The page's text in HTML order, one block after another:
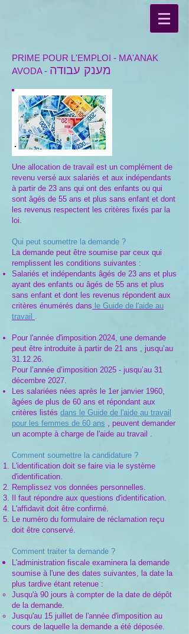
PRIME POUR L'EMPLOI - MA'ANAK
AVODA - מענק עבודה
Une allocation de travail est un complément de
revenu versé aux salariés et aux indépendants
à partir de 23 ans qui ont des enfants ou qui
sont âgés de 55 ans et plus sans enfant et dont
les revenus respectent les critères fixés par la
loi.
Qui peut soumettre la demande ?
La demande peut être soumise par ceux qui
remplissent les conditions suivantes :
Salariés et indépendants âgés de 23 ans et plus
ayant des enfants ou âgés de 55 ans et plus
sans enfant et dont les revenus répondent aux
critères énumérés dans le Guide de l'aide au
travail .
Pour l'année d'imposition 2024, une demande
peut être introduite à partir de 21 ans , jusqu’au
31.12.26.
Pour l’année d’imposition 2025 - jusqu’au 31
décembre 2027.
Les salariées nées après le 1er janvier 1960,
âgées de plus de 60 ans et répondant aux
critères listés dans le Guide de l'aide au travail
pour les femmes de 60 ans , peuvent demander
un acompte à charge de l'aide au travail .
Comment soumettre la candidature ?
L'identification doit se faire via le système
d'identification.
Remplissez vos données personnelles.
Il faut répondre aux questions d'identification.
L'affidavit doit être confirmé.
Le numéro du formulaire de réclamation reçu
doit être conservé.
Comment traiter la demande ?
L'administration fiscale examinera la demande
soumise à l'une des dates suivantes, la date la
plus tardive étant retenue :
Jusqu'à 90 jours à compter de la date de dépôt
de la demande.
Jusqu'au 15 juillet de l'année d'imposition au
cours de laquelle la demande a été déposée.